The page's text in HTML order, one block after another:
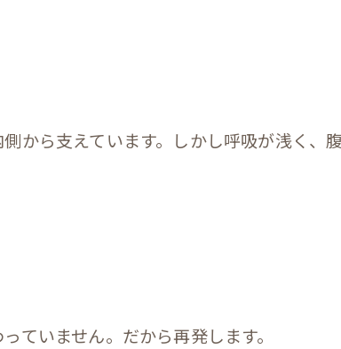
から支えています。しかし呼吸が浅く、
ていません。だから再発します。